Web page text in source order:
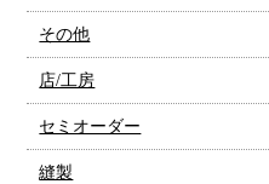
その他
店/工房
セミオーダー
縫製